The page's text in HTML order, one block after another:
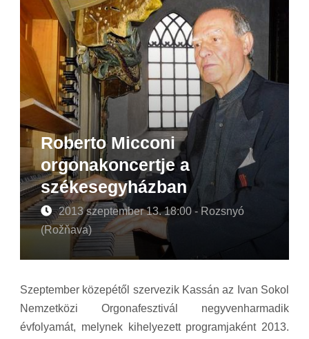
Roberto Micconi
orgonakoncertje a
székesegyházban
2013 szeptember 13. 18:00 - Rozsnyó
(Rožňava)
Szeptember közepétől szervezik Kassán az Ivan Sokol
Nemzetközi Orgonafesztivál negyvenharmadik
évfolyamát, melynek kihelyezett programjaként 2013.